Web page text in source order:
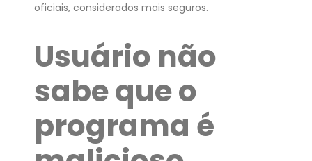
oficiais, considerados mais seguros.
Usuário não
sabe que o
programa é